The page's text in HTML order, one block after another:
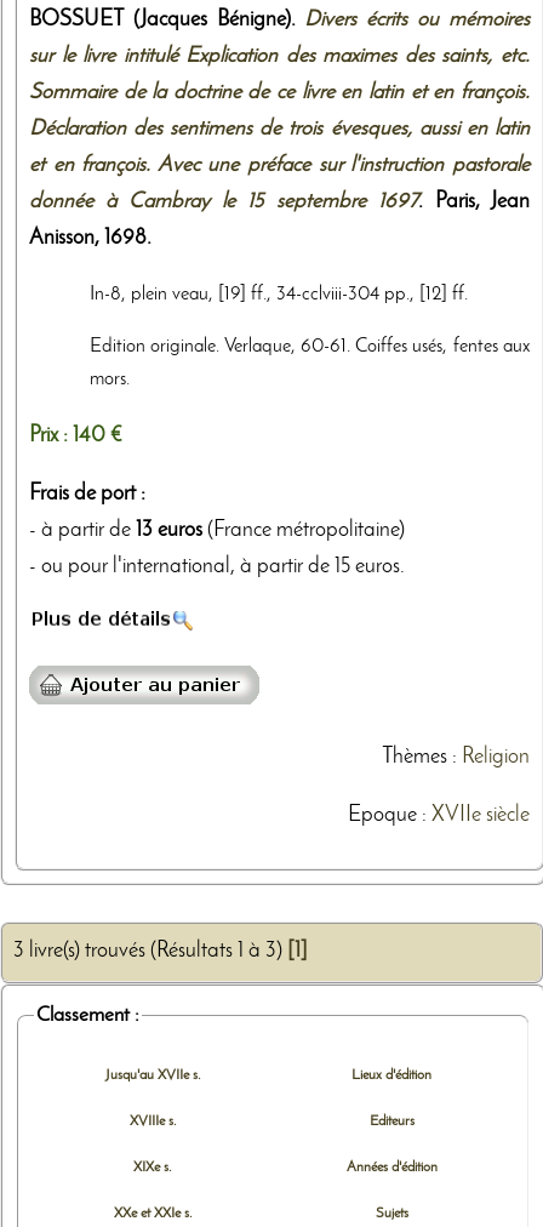
BOSSUET (Jacques Bénigne). Divers écrits ou mémoires
sur le livre intitulé Explication des maximes des saints, etc.
Sommaire de la doctrine de ce livre en latin et en françois.
Déclaration des sentimens de trois évesques, aussi en latin
et en françois. Avec une préface sur l'instruction pastorale
donnée à Cambray le 15 septembre 1697. Paris, Jean
Anisson, 1698.
In-8, plein veau, [19] ff., 34-cclviii-304 pp., [12] ff.
Edition originale. Verlaque, 60-61. Coiffes usés, fentes aux
mors.
Prix : 140 €
Frais de port :
- à partir de 13 euros (France métropolitaine)
- ou pour l'international, à partir de 15 euros.
Thèmes: Religion
Epoque : XVIIe siècle
3 livre(s) trouvés (Résultats 1 à 3) [1]
Classement :
Jusqu'au XVIIe s.
XVIIIe s.
XIXe s.
XXe et XXIe s.
Lieux d'édition
Editeurs
Années d'édition
Sujets